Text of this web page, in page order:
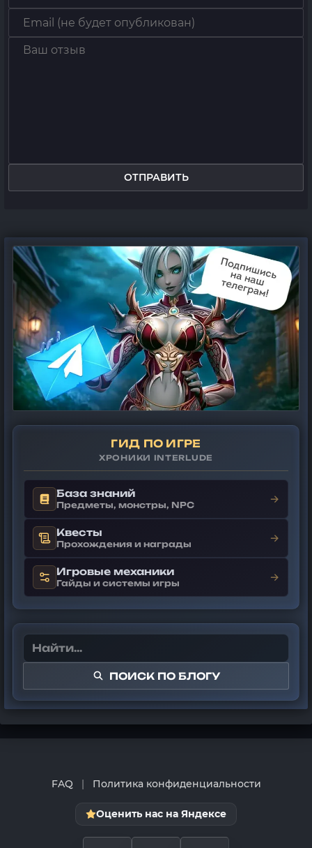
ОТПРАВИТЬ
ГИД ПО ИГРЕ
ХРОНИКИ INTERLUDE
База знаний
Предметы, монстры, NPC →
Квесты
Прохождения и награды →
Игровые механики
Гайды и системы игры →
ПОИСК ПО БЛОГУ
FAQ | Политика конфиденциальности
Оценить нас на Яндексе